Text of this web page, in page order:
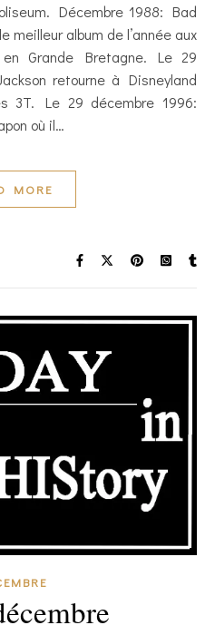
Décembre 1988: Bad
meilleur album de l’année aux
Grande Bretagne. Le 29
retourne à Disneyland
3T. Le 29 décembre 1996:
où il…
MORE